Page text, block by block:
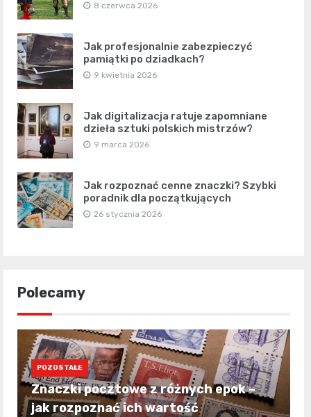
8 czerwca 2026
Jak profesjonalnie zabezpieczyć
pamiątki po dziadkach?
9 kwietnia 2026
Jak digitalizacja ratuje zapomniane
dzieła sztuki polskich mistrzów?
9 marca 2026
Jak rozpoznać cenne znaczki? Szybki
poradnik dla początkujących
26 stycznia 2026
Polecamy
POZOSTAŁE
Znaczki pocztowe z różnych epok –
jak rozpoznać ich wartość